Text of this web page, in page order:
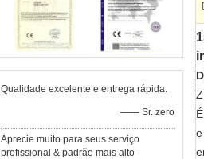
Qualidade excelente e entrega rápida.
—— Sr. zero
Aprecie muito para seus serviço
profissional & padrão mais alto -